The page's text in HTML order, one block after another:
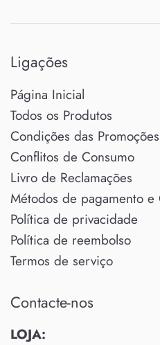
Ligações
Página Inicial
Todos os Produtos
Condições das Promoções
Conflitos de Consumo
Livro de Reclamações
Métodos de pagamento
Política de privacidade
Política de reembolso
Termos de serviço
Contacte-nos
LOJA: